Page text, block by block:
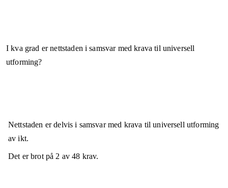
I kva grad er nettstaden i samsvar med krava til universell
utforming?
Nettstaden erdelvis i samsvarmed krava til universell utforming
av ikt.
Det er brot på2 av48 krav.